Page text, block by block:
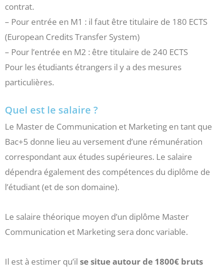
contrat.
– Pour entrée en M1 : il faut être titulaire de 180 ECTS
(European Credits Transfer System)
– Pour l’entrée en M2 : être titulaire de 240 ECTS
Pour les étudiants étrangers il y a des mesures
particulières.
Quel est le salaire ?
Le Master de Communication et Marketing en tant que
Bac+5 donne lieu au versement d’une rémunération
correspondant aux études supérieures. Le salaire
dépendra également des compétences du diplôme de
l’étudiant (et de son domaine).
Le salaire théorique moyen d’un diplôme Master
Communication et Marketing sera donc variable.
Il est à estimer qu’il se situe autour de 1800€ bruts